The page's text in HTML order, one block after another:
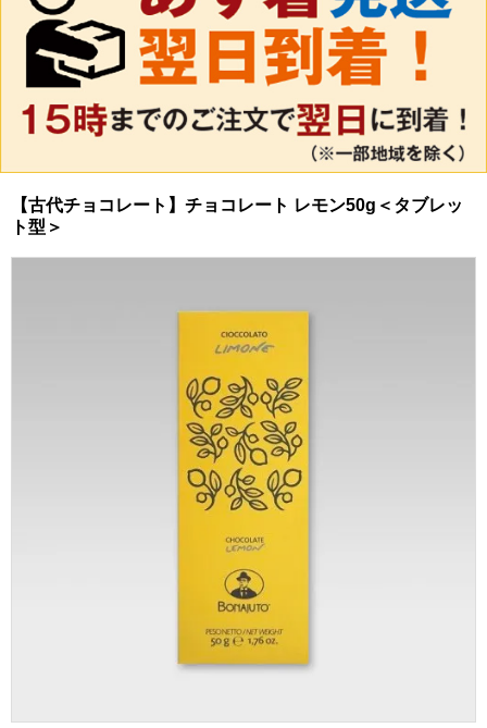
【古代チョコレート】チョコレート レモン50g＜タブレッ
ト型＞